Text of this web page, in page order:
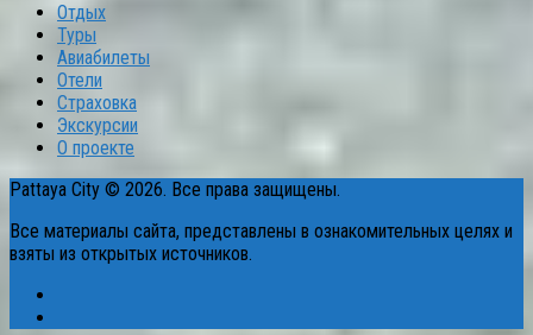
Отдых
Туры
Авиабилеты
Отели
Страховка
Экскурсии
О проекте
Pattaya City © 2026. Все права защищены.
Все материалы сайта, представлены в ознакомительных целях и
взяты из открытых источников.